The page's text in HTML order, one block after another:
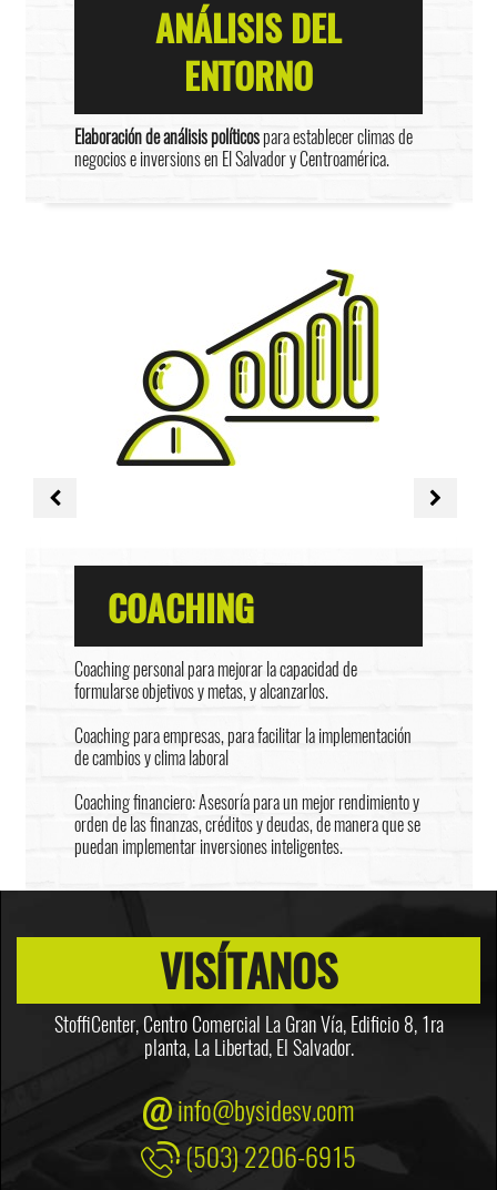
ANÁLISIS DEL
ENTORNO
Elaboración de análisis políticospara establecer climas de
negocios e inversions en El Salvador y Centroamérica.
COACHING
Coaching personal para mejorar la capacidad de
formularse objetivos y metas, y alcanzarlos.
Coaching para empresas, para facilitar la implementación
de cambios y clima laboral
Coaching financiero: Asesoría para un mejor rendimiento y
orden de las finanzas, créditos y deudas, de manera que se
puedan implementar inversiones inteligentes.
VISÍTANOS
StoffiCenter, Centro Comercial La Gran Vía, Edificio 8,1ra
planta, La Libertad, El Salvador.
info@bysidesv.com
(503) 2206-6915